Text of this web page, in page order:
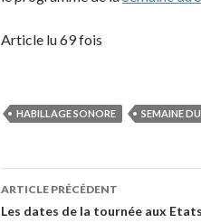
Article lu 69 fois
HABILLAGE SONORE SEMAINE
Navigation
des
ARTICLE PRÉCÉDENT
Les dates de la tournée aux